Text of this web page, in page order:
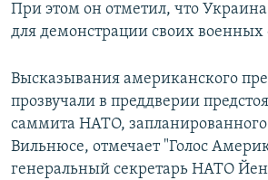
При этом он отметил, что
для демонстрации своих военных
Высказывания американского
прозвучали в преддверии
саммита НАТО, запланированного
Вильнюсе, отмечает "Голос
генеральный секретарь НАТО